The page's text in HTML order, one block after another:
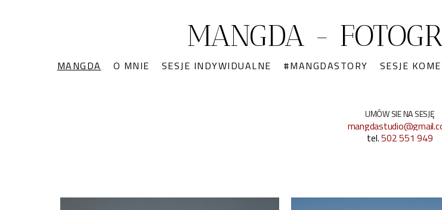
MANGDA -
MANGDA O MNIE SESJE INDYWIDUALNE #MANGDASTORY SESJE
UMÓW SIE NA SESJĘ
tel.502 551 949